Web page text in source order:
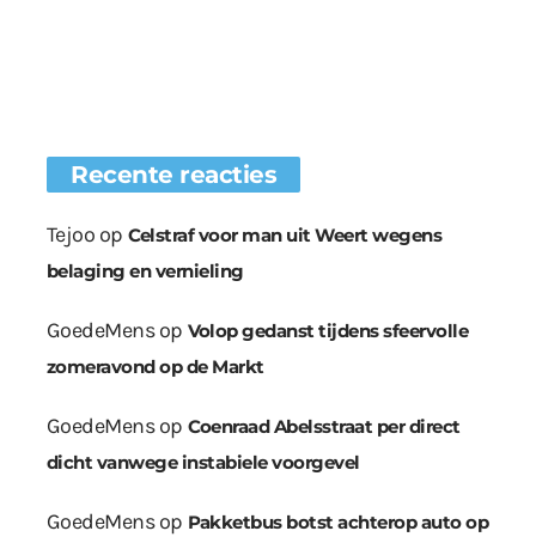
Recente reacties
Tejoo op Celstraf voor man uit Weert wegens
belaging en vernieling
GoedeMensop Volop gedanst tijdens sfeervolle
zomeravond op de Markt
GoedeMensop Coenraad Abelsstraat per direct
dicht vanwege instabiele voorgevel
GoedeMensop Pakketbus botst achterop auto op